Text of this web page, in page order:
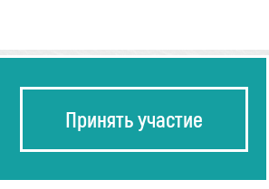
Принять участие